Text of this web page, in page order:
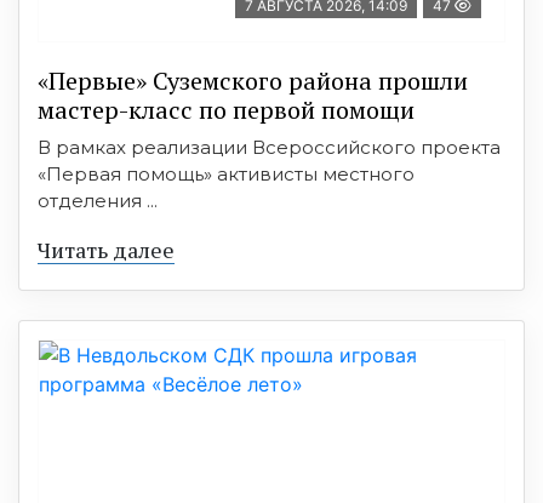
7 АВГУСТА 2026, 14:09 47
«Первые» Суземского района прошли
мастер-класс по первой помощи
В рамках реализации Всероссийского проекта
«Первая помощь» активисты местного
отделения ...
Читать далее